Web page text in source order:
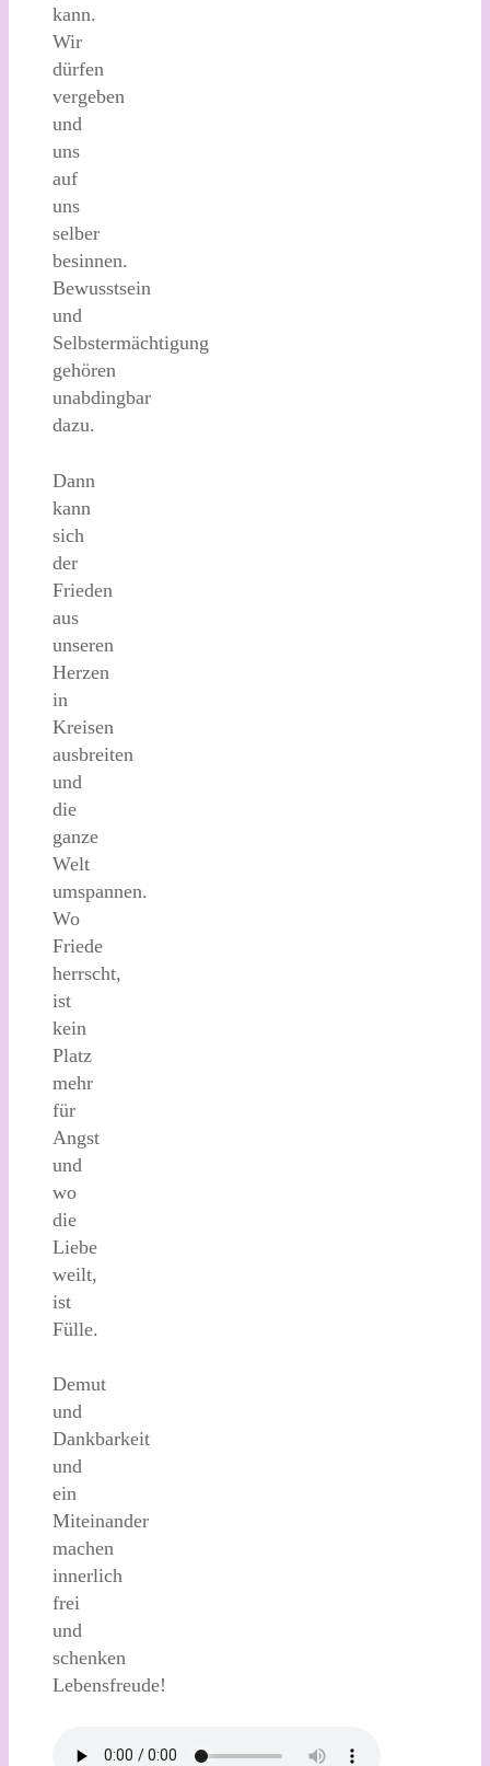
kann.
Wir
dürfen
vergeben
und
uns
auf
uns
selber
besinnen.
Bewusstsein
und
Selbstermächtigung
gehören
unabdingbar
dazu.
Dann
kann
sich
der
Frieden
aus
unseren
Herzen
in
Kreisen
ausbreiten
und
die
ganze
Welt
umspannen.
Wo
Friede
herrscht,
ist
kein
Platz
mehr
für
Angst
und
wo
die
Liebe
weilt,
ist
Fülle.
Demut
und
Dankbarkeit
und
ein
Miteinander
machen
innerlich
frei
und
schenken
Lebensfreude!